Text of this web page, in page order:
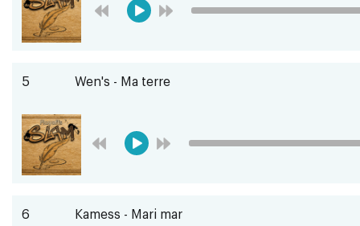
5 Wen's - Ma terre
6 Kamess - Mari mar